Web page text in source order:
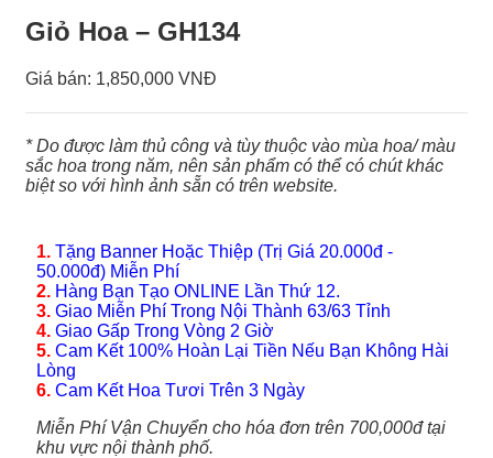
Giỏ Hoa – GH134
Giá bán: 1,850,000 VNĐ
* Do được làm thủ công và tùy thuộc vào mùa hoa/ màu
sắc hoa trong năm, nên sản phẩm có thể có chút khác
biệt so với hình ảnh sẵn có trên website.
1. Tặng Banner Hoặc Thiệp (Trị Giá 20.000đ -
50.000đ) Miễn Phí
2. Hàng Bạn Tạo ONLINE Lần Thứ 12.
3. Giao Miễn Phí Trong Nội Thành 63/63 Tỉnh
4. Giao Gấp Trong Vòng 2 Giờ
5. Cam Kết 100% Hoàn Lại Tiền Nếu Bạn Không Hài
Lòng
6. Cam Kết Hoa Tươi Trên 3 Ngày
Miễn Phí Vận Chuyển cho hóa đơn trên 700,000đ tại
khu vực nội thành phố.